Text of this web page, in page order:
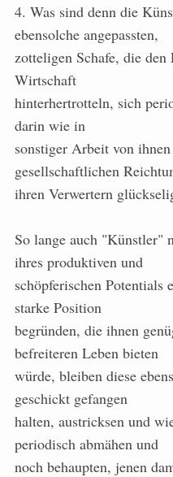
4. Was sind denn die
ebensolche angepassten,
zotteligen Schafe, die
Wirtschaft
hinterhertrotteln, sich
darin wie in
sonstiger Arbeit von
gesellschaftlichen
ihren Verwertern
So lange auch "Künstler"
ihres produktiven und
schöpferischen Potentials
starke Position
begründen, die ihnen
befreiteren Leben bieten
würde, bleiben diese
geschickt gefangen
halten, austricksen und
periodisch abmähen und
noch behaupten, jenen